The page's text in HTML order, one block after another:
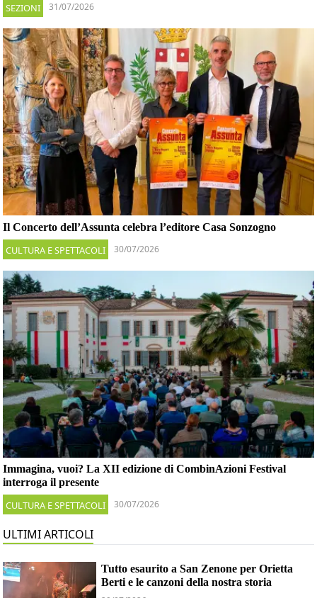
SEZIONI 31/07/2026
Il Concerto dell’Assunta celebra l’editore Casa Sonzogno
CULTURA E SPETTACOLI 30/07/2026
Immagina, vuoi? La XII edizione di CombinAzioni Festival
interroga il presente
CULTURA E SPETTACOLI 30/07/2026
ULTIMI ARTICOLI
Tutto esaurito a San Zenone per Orietta
Berti e le canzoni della nostra storia